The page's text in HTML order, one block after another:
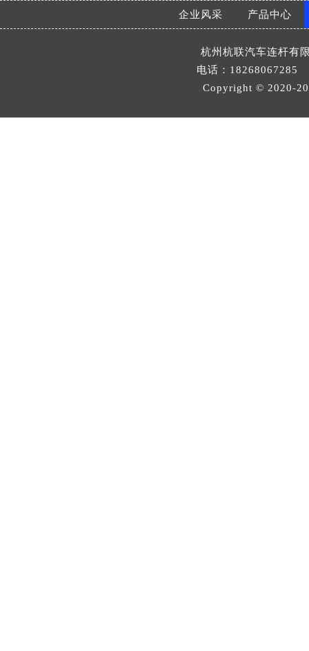
企业风采 产品中心
杭州杭联汽车连杆
电话：18268067285
Copyright © 2020-